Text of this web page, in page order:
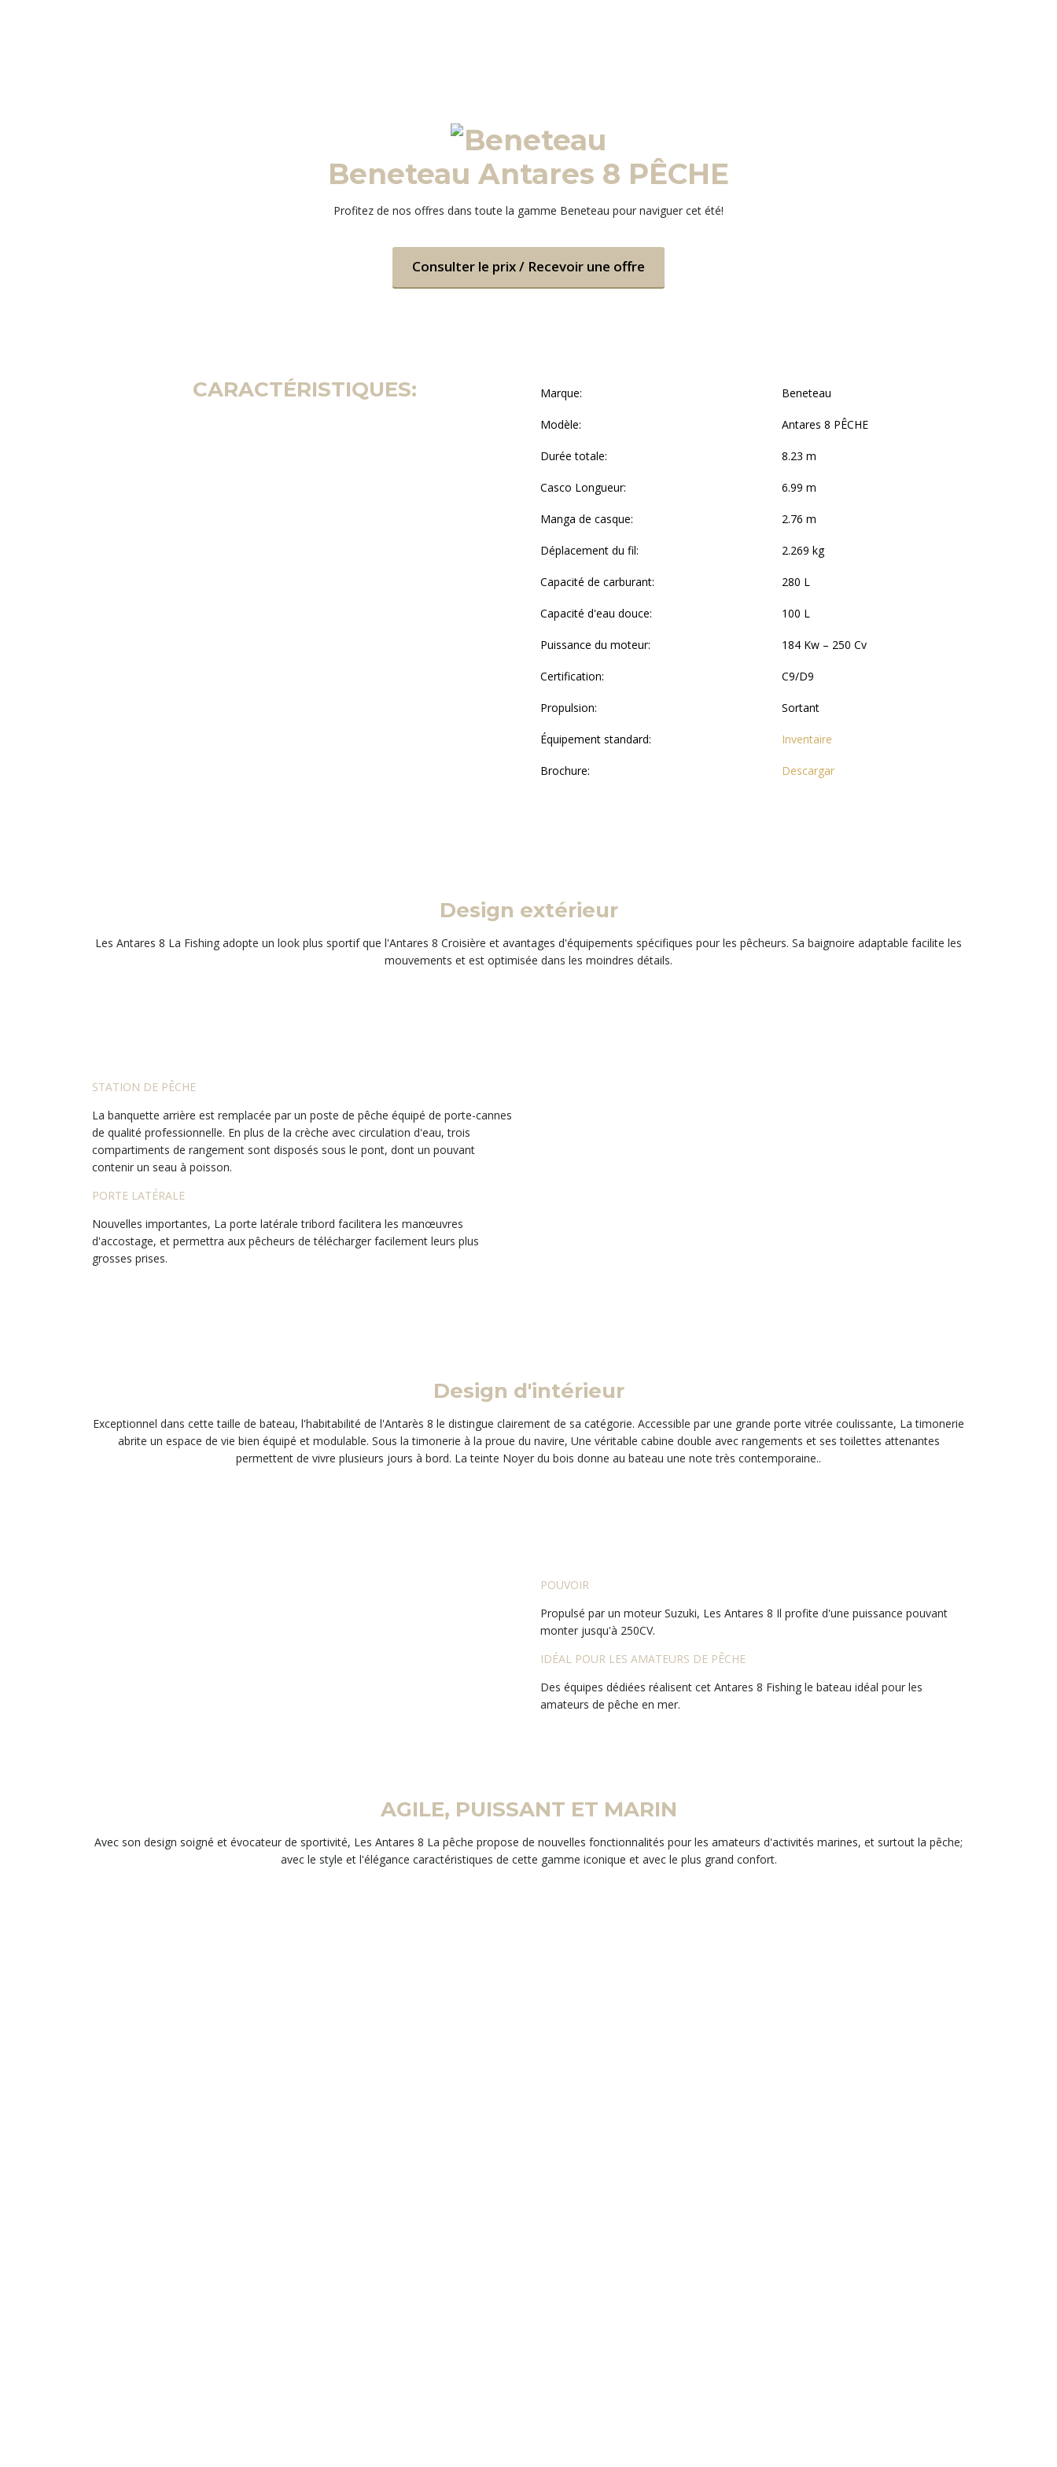
Beneteau Antares 8 PÊCHE
Profitez de nos offres dans toute la gamme Beneteau pour naviguer cet été!
Consulter le prix / Recevoir une offre
CARACTÉRISTIQUES: Marque: Beneteau
Modèle: Antares 8 PÊCHE
Durée totale: 8.23 m
Casco Longueur: 6.99 m
Manga de casque: 2.76 m
Déplacement du fil: 2.269 kg
Capacité de carburant: 280 L
Capacité d'eau douce: 100 L
Puissance du moteur: 184 Kw – 250 Cv
Certification: C9/D9
Propulsion: Sortant
Équipement standard: Inventaire
Brochure: Descargar
Design extérieur
Les Antares 8 La Fishing adopte un look plus sportif que l'Antares 8 Croisière et avantages d'équipements spécifiques pour les pêcheurs. Sa baignoire adaptable facilite les
mouvements et est optimisée dans les moindres détails.
STATION DE PÊCHE
La banquette arrière est remplacée par un poste de pêche équipé de porte-cannes
de qualité professionnelle. En plus de la crèche avec circulation d'eau, trois
compartiments de rangement sont disposés sous le pont, dont un pouvant
contenir un seau à poisson.
PORTE LATÉRALE
Nouvelles importantes, La porte latérale tribord facilitera les manœuvres
d'accostage, et permettra aux pêcheurs de télécharger facilement leurs plus
grosses prises.
Design d'intérieur
Exceptionnel dans cette taille de bateau, l'habitabilité de l'Antarès 8 le distingue clairement de sa catégorie. Accessible par une grande porte vitrée coulissante, La timonerie
abrite un espace de vie bien équipé et modulable. Sous la timonerie à la proue du navire, Une véritable cabine double avec rangements et ses toilettes attenantes
permettent de vivre plusieurs jours à bord. La teinte Noyer du bois donne au bateau une note très contemporaine..
POUVOIR
Propulsé par un moteur Suzuki, Les Antares 8 Il profite d'une puissance pouvant
monter jusqu'à 250CV.
IDÉAL POUR LES AMATEURS DE PÊCHE
Des équipes dédiées réalisent cet Antares 8 Fishing le bateau idéal pour les
amateurs de pêche en mer.
AGILE, PUISSANT ET MARIN
Avec son design soigné et évocateur de sportivité, Les Antares 8 La pêche propose de nouvelles fonctionnalités pour les amateurs d'activités marines, et surtout la pêche;
avec le style et l'élégance caractéristiques de cette gamme iconique et avec le plus grand confort.